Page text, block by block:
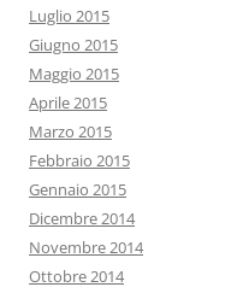
Luglio 2015
Giugno 2015
Maggio 2015
Aprile 2015
Marzo 2015
Febbraio 2015
Gennaio 2015
Dicembre 2014
Novembre 2014
Ottobre 2014